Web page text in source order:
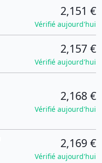
2,151 €
Vérifié aujourd'hui
2,157 €
Vérifié aujourd'hui
2,168 €
Vérifié aujourd'hui
2,169 €
Vérifié aujourd'hui